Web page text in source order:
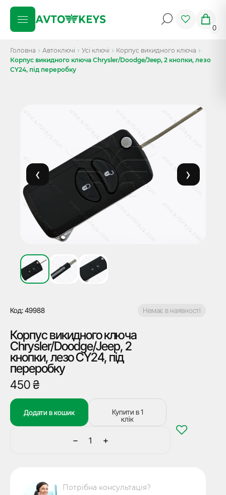
0
Головна Автоключі Усі ключі
Корпус викидного ключа
Корпус викидного ключа Chrysler/Doodge/Jeep, 2 кнопки, лезо
CY24, під переробку
Код: 49988 Немає в наявності
Корпус викидного ключа
Chrysler/Doodge/Jeep, 2
кнопки, лезо CY24, під
переробку
450₴
−
Корпус
2
+
Додати в кошик
Купити в 1
клік
Потрібна консультація?